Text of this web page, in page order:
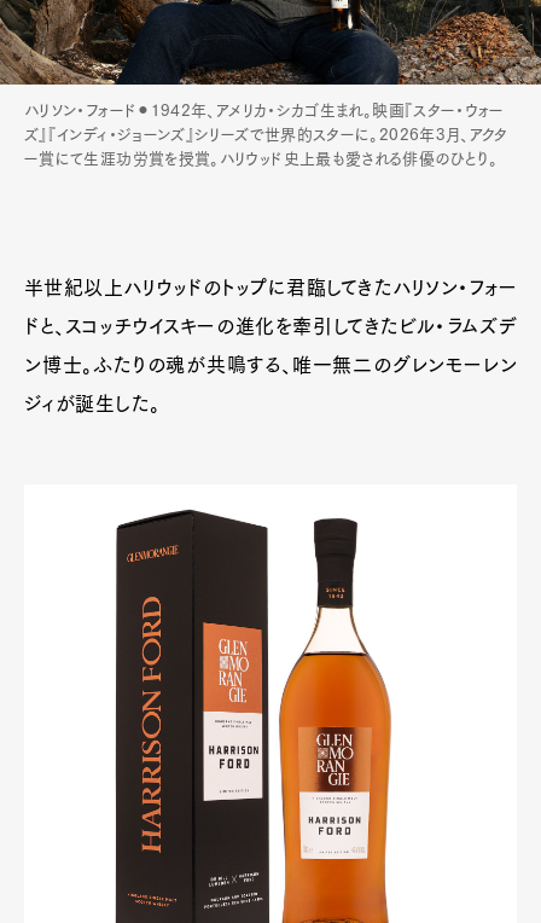
ハリソン・フォード⚫︎1942年、アメリカ・シカゴ生まれ。映画『スター・ウォー
ズ』『インディ・ジョーンズ』シリーズで世界的スターに。2026年3月、アクタ
ー賞にて生涯功労賞を授賞。ハリウッド史上最も愛される俳優のひとり。
半世紀以上ハリウッドのトップに君臨してきたハリソン・フォー
ドと、スコッチウイスキーの進化を牽引してきたビル・ラムズデ
ン博士。ふたりの魂が共鳴する、唯一無二のグレンモーレン
ジィが誕生した。